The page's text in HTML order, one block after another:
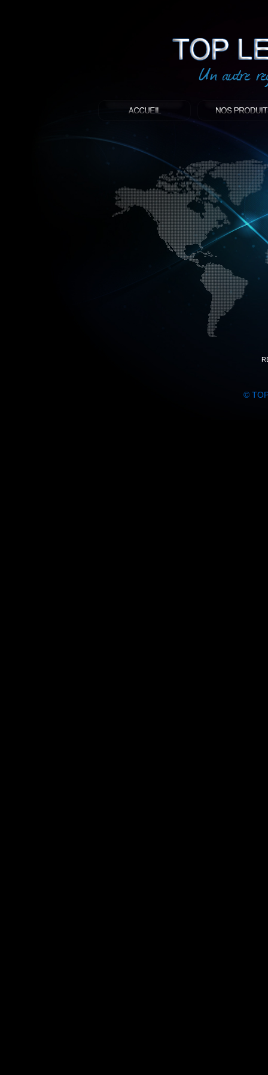
©
: Top led world
Produit décoratif led
Objet publicitaire led
éclairage blanc led
Enseigne publicitaire
Fabriquant et distributeur français
gamme à base de LED.
led, Topledworld, top led world, top
économie énergie, edf, lumière,